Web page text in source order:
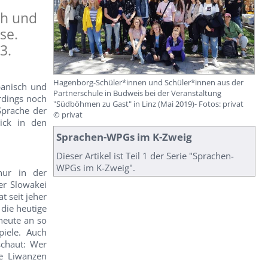
und
und
noch
der
in den
in der
Slowakei
seit jeher
heutige
an so
Auch
Wer
Liwanzen
Hagenborg-Schüler*innen und Schüler*innen aus der
Partnerschule in Budweis bei der Veranstaltung
"Südböhmen zu Gast" in Linz (Mai 2019)- Fotos: privat
© privat
Sprachen-WPGs im K-Zweig
Dieser Artikel ist Teil 1 der Serie "Sprachen-
WPGs im K-Zweig".